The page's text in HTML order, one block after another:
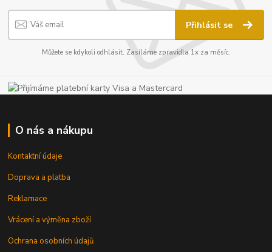
Přihlásit se
Můžete se kdykoli odhlásit. Zasíláme zpravidla 1x za měsíc.
O nás a nákupu
Kontaktní údaje
Doprava a platba
Reklamace
Vrácení a výměna zboží
Ochrana osobních údajů